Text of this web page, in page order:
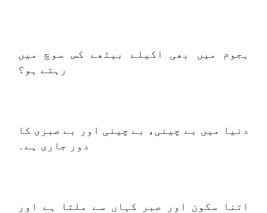
ہجوم میں بھی اکیلے بیٹھے کس سوچ میں
رہتے ہو؟
دنیا میں بے چینی، بے چینی اور بے صبری کا
دور جاری ہے۔
اتنا سکون اور صبر کہاں سے ملتا ہے اور